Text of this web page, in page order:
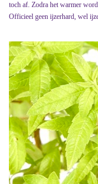
toch af. Zodra het warmer
Officieel geen ijzerhard, wel